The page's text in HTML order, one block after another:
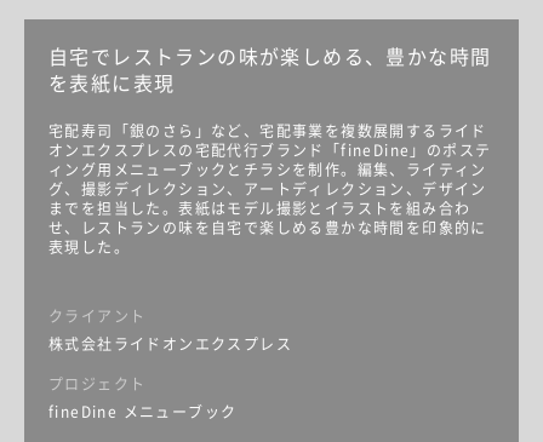
自宅でレストランの味が楽しめる、豊かな時間
を表紙に表現
宅配寿司「銀のさら」など、宅配事業を複数展開するライド
オンエクスプレスの宅配代行ブランド「fineDine」のポステ
ィング用メニューブックとチラシを制作。編集、ライティン
グ、撮影ディレクション、アートディレクション、デザイン
までを担当した。表紙はモデル撮影とイラストを組み合わ
せ、レストランの味を自宅で楽しめる豊かな時間を印象的に
表現した。
クライアント
株式会社ライドオンエクスプレス
プロジェクト
fineDine メニューブック